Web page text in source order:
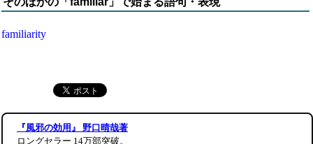
familiarity
『風邪の効用』 野口晴哉著
ロングセラー 14万部突破。